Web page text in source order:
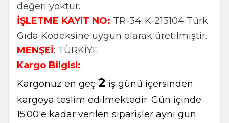
değeri yoktur.
İŞLETME KAYIT NO: TR-34-K-213104 Türk
Gıda Kodeksine uygun olarak üretilmiştir.
MENŞEİ: TÜRKİYE
Kargo Bilgisi:
Kargonuz en geç 2 iş günü içersinden
kargoya teslim edilmektedir. Gün içinde
15:00'e kadar verilen siparişler aynı gün